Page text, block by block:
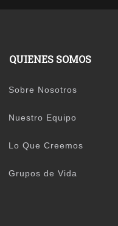
QUIENES SOMOS
Sobre Nosotros
Nuestro Equipo
Lo Que Creemos
Grupos de Vida